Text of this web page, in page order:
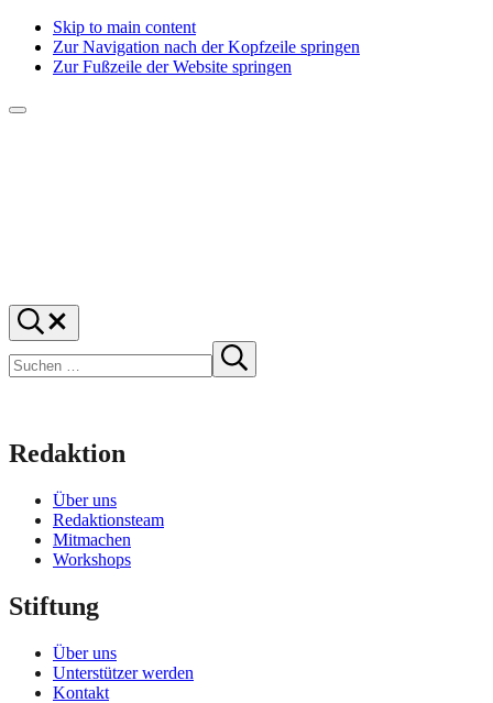
Skip to main content
Zur Navigation nach der Kopfzeile springen
Zur Fußzeile der Website springen
Menü
f1rstlife
Und
was
denkst
du?
Suchen
…
Suche
starten
Redaktion
Über uns
Redaktionsteam
Mitmachen
Workshops
Stiftung
Über uns
Unterstützer werden
Kontakt